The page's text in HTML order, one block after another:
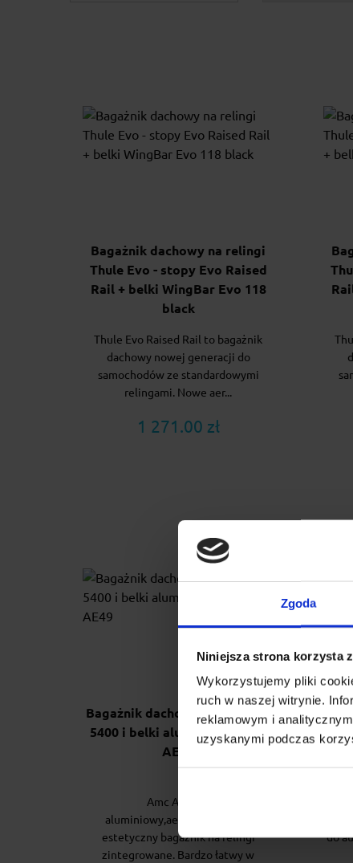
Zgoda
Niniejsza strona korzysta
Wykorzystujemy pliki
ruch w naszej witrynie.
reklamowym i
uzyskanymi podczas
Bagażnik dachowy na relingi
Thule Evo - stopy Evo Raised
Rail + belki WingBar Evo 118
black
Thule Evo Raised Rail to bagażnik
dachowy nowej generacji do
samochodów ze standardowymi
relingami. Nowe aer...
1 271.00 zł
Bagażnik dachowy stopy AMC
5400 i belki aluminiowe Aero
AE49
Amc Aero to
aluminiowy,aerodynamiczny,
estetyczny bagażnik na relingi
zintegrowane. Bardzo łatwy w
do